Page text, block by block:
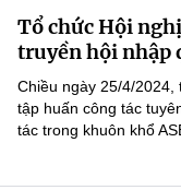
Tổ chức Hội
truyền hội nhập
Chiều ngày 25/4/2024,
tập huấn công tác
tác trong khuôn khổ